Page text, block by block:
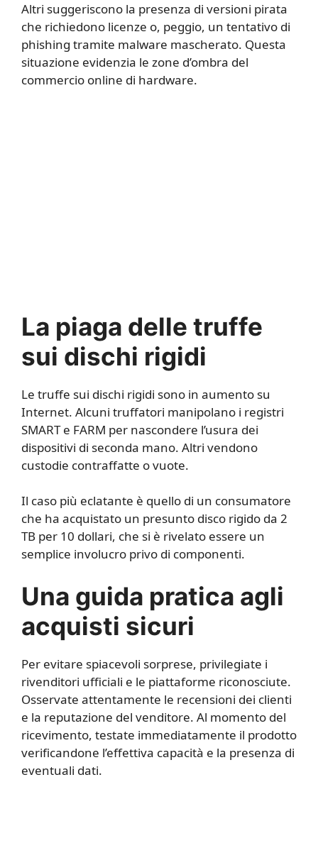
Altri suggeriscono la presenza di versioni pirata
che richiedono licenze o, peggio, un tentativo di
phishing tramite malware mascherato. Questa
situazione evidenzia le zone d’ombra del
commercio online di hardware.
La piaga delle truffe
sui dischi rigidi
Le truffe sui dischi rigidi sono in aumento su
Internet. Alcuni truffatori manipolano i registri
SMART e FARM per nascondere l’usura dei
dispositivi di seconda mano. Altri vendono
custodie contraffatte o vuote.
Il caso più eclatante è quello di un consumatore
che ha acquistato un presunto disco rigido da 2
TB per 10 dollari, che si è rivelato essere un
semplice involucro privo di componenti.
Una guida pratica agli
acquisti sicuri
Per evitare spiacevoli sorprese, privilegiate i
rivenditori ufficiali e le piattaforme riconosciute.
Osservate attentamente le recensioni dei clienti
e la reputazione del venditore. Al momento del
ricevimento, testate immediatamente il prodotto
verificandone l’effettiva capacità e la presenza di
eventuali dati.